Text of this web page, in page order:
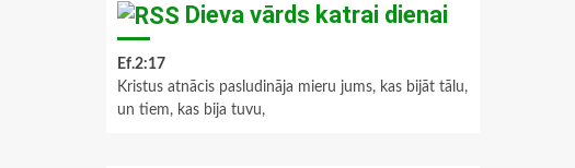
Dieva vārds katrai dienai
Ef.2:17
Kristus atnācis pasludināja mieru jums, kas bijāt tālu,
un tiem, kas bija tuvu,